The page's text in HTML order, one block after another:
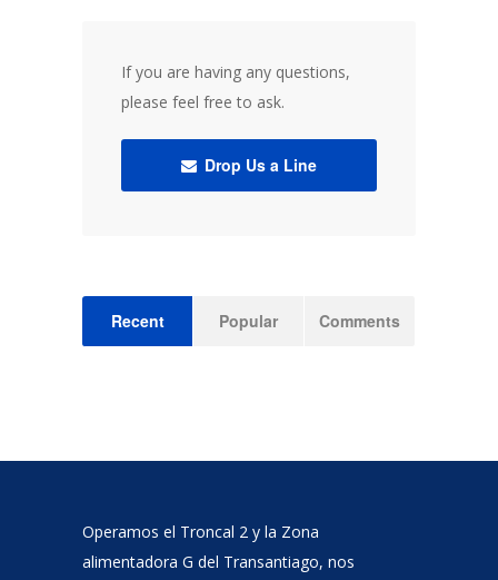
If you are having any questions,
please feel free to ask.
Drop Us a Line
Recent Popular Comments
Operamos el Troncal 2 y la Zona
alimentadora G del Transantiago, nos